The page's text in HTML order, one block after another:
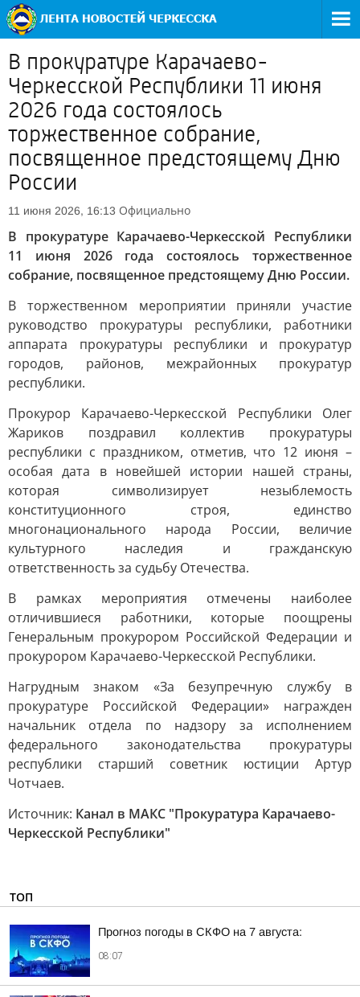
В прокуратуре Карачаево-
Черкесской Республики 11 июня
2026 года состоялось
торжественное собрание,
посвященное предстоящему Дню
России
11 июня 2026, 16:13 Официально
В прокуратуре Карачаево-Черкесской Республики
11 июня 2026 года состоялось торжественное
собрание, посвященное предстоящему Дню России.
В торжественном мероприятии приняли участие
руководство прокуратуры республики, работники
аппарата прокуратуры республики и прокуратур
городов, районов, межрайонных прокуратур
республики.
Прокурор Карачаево-Черкесской Республики Олег
Жариков поздравил коллектив прокуратуры
республики с праздником, отметив, что 12 июня –
особая дата в новейшей истории нашей страны,
которая символизирует незыблемость
конституционного строя, единство
многонационального народа России, величие
культурного наследия и гражданскую
ответственность за судьбу Отечества.
В рамках мероприятия отмечены наиболее
отличившиеся работники, которые поощрены
Генеральным прокурором Российской Федерации и
прокурором Карачаево-Черкесской Республики.
Нагрудным знаком «За безупречную службу в
прокуратуре Российской Федерации» награжден
начальник отдела по надзору за исполнением
федерального законодательства прокуратуры
республики старший советник юстиции Артур
Чотчаев.
Источник: Канал в МАКС "Прокуратура Карачаево-
Черкесской Республики"
ТОП
Прогноз погоды в СКФО на 7 августа:
08:07